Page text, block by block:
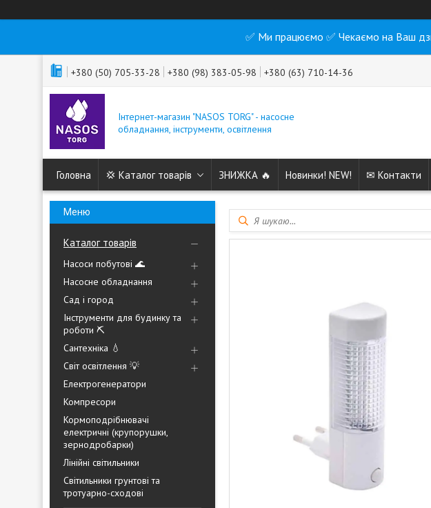
✅ Ми працюємо ✅ Чекаємо на Ваш
+380 (50) 705-33-28 +380 (98) 383-05-98 +380 (63) 710-14-36
Інтернет-магазин "NASOS TORG" - насосне
обладнання, інструменти, освітлення
Головна 💢 Каталог товарів ЗНИЖКА 🔥 Новинки! NEW! ✉ Контакти
Каталог товарів
Насоси побутові 🌊
Насосне обладнання
Сад і город
Інструменти для будинку та
роботи ⛏️
Сантехніка 💧
Світ освітлення 💡
Електрогенератори
Компресори
Кормоподрібнювачі
електричні (крупорушки,
зернодробарки)
Лінійні світильники
Світильники грунтові та
тротуарно-сходові